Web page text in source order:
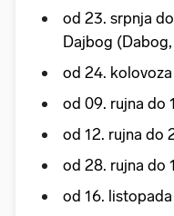
od 23. srpnja
Dajbog
od 24.
od 09. rujna do
od 12. rujna do
od 28. rujna do
od 16.